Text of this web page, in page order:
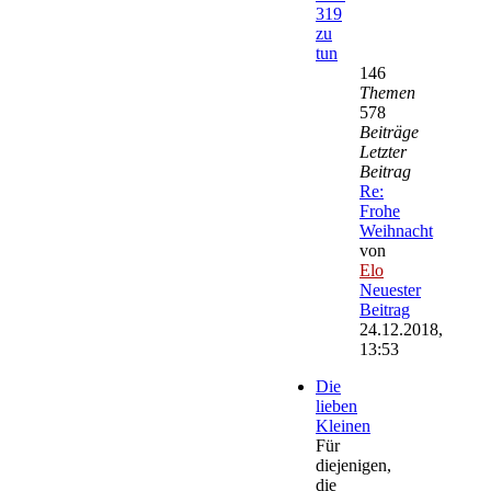
319
zu
tun
146
Themen
578
Beiträge
Letzter
Beitrag
Re:
Frohe
Weihnacht
von
Elo
Neuester
Beitrag
24.12.2018,
13:53
Die
lieben
Kleinen
Für
diejenigen,
die